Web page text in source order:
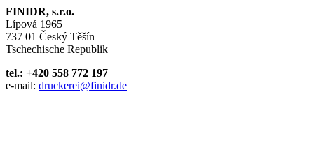
FINIDR, s.r.o.
Lípová 1965
737 01 Český Těšín
Tschechische Republik
tel.: +420 558 772 197
e-mail: druckerei@finidr.de